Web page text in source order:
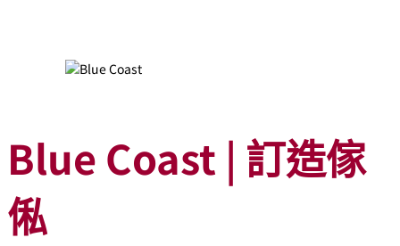
Blue Coast | 訂造傢
俬